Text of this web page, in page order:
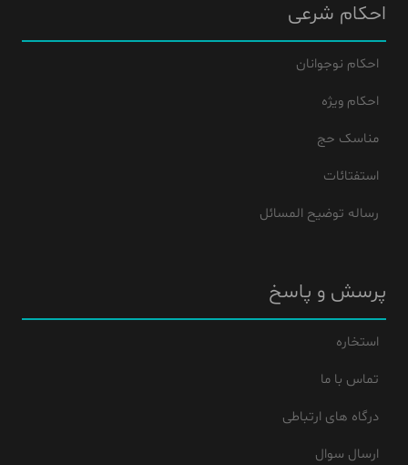
احکام شرعی
احکام نوجوانان
احکام ویژه
مناسک حج
استفتائات
رساله توضیح المسائل
پرسش و پاسخ
استخاره
تماس با ما
درگاه های ارتباطی
ارسال سوال